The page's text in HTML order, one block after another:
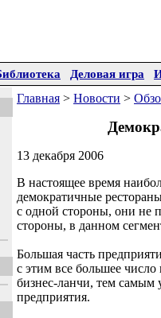
Деловая игра
Главная > Новости >
13 декабря 2006
В настоящее время
демократичные
с одной стороны, они не
стороны, в данном
Большая часть
с этим все большее число
бизнес-ланчи, тем самым
предприятия.